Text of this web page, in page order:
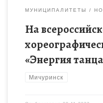
МУНИЦИПАЛИТЕТЫ
На
«Энергия
Мичуринск